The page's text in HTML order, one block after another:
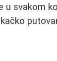
u svakom